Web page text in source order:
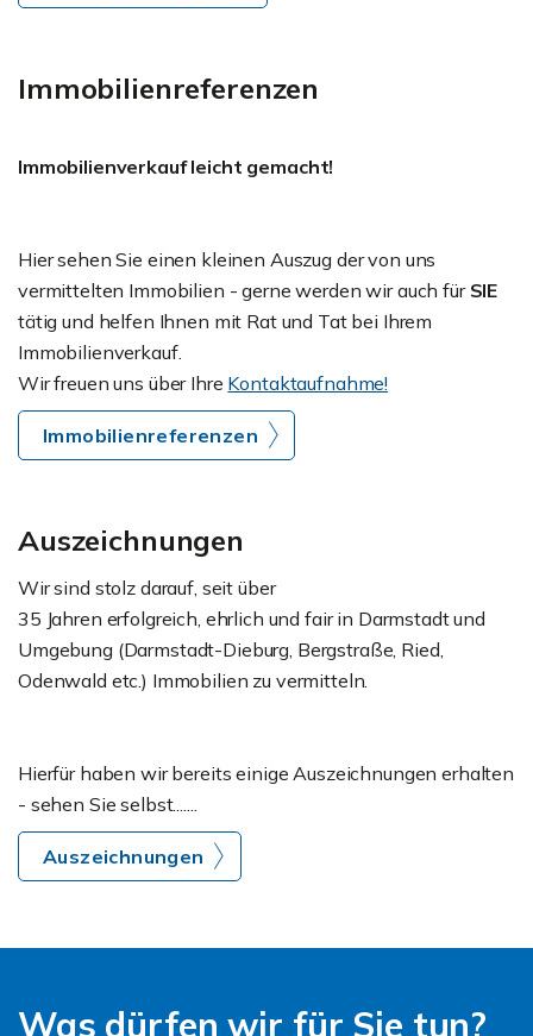
Immobilienreferenzen
Immobilienverkauf leicht gemacht!
Hier sehen Sie einen kleinen Auszug der von uns
vermittelten Immobilien - gerne werden wir auch für SIE
tätig und helfen Ihnen mit Rat und Tat bei Ihrem
Immobilienverkauf.
Wir freuen uns über Ihre Kontaktaufnahme!
Immobilienreferenzen
Auszeichnungen
Wir sind stolz darauf, seit über
35 Jahren erfolgreich, ehrlich und fair in Darmstadt und
Umgebung (Darmstadt-Dieburg, Bergstraße, Ried,
Odenwald etc.) Immobilien zu vermitteln.
Hierfür haben wir bereits einige Auszeichnungen erhalten
- sehen Sie selbst.......
Auszeichnungen
Was dürfen wir für Sie tun?